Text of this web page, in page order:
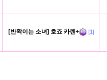
[반짝이는 소녀] 호죠 카렌+ [1]